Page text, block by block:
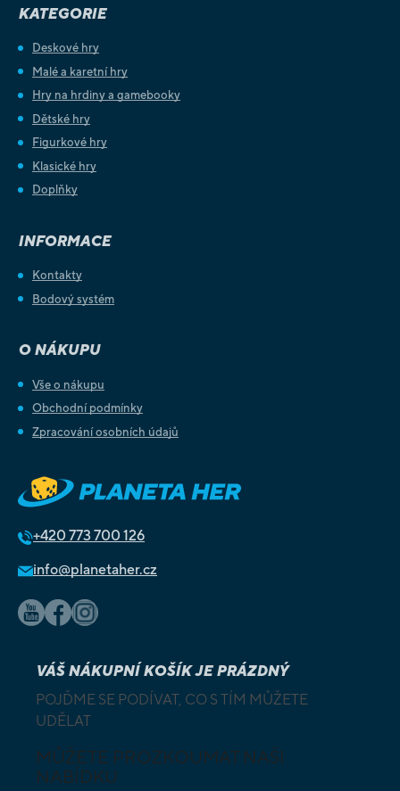
KATEGORIE
Deskové hry
Malé a karetní hry
Hry na hrdiny a gamebooky
Dětské hry
Figurkové hry
Klasické hry
Doplňky
INFORMACE
Kontakty
Bodový systém
O NÁKUPU
Vše o nákupu
Obchodní podmínky
Zpracování osobních údajů
+420 773 700 126
info@planetaher.cz
VÁŠ NÁKUPNÍ KOŠÍK JE PRÁZDNÝ
POJĎME SE PODÍVAT, CO S TÍM MŮŽETE
UDĚLAT
MŮŽETE PROZKOUMAT NAŠI
NABÍDKU